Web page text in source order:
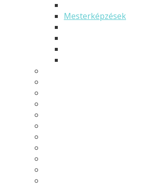
Mesterképzések